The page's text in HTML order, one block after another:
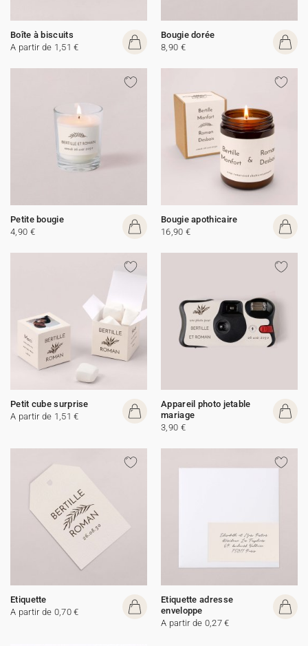
Boîte à biscuits
A partir de 1,51 €
Bougie dorée
8,90 €
Petite bougie
4,90 €
Bougie apothicaire
16,90 €
Petit cube surprise
A partir de 1,51 €
Appareil photo jetable
mariage
3,90 €
Etiquette
A partir de 0,70 €
Etiquette adresse
enveloppe
A partir de 0,27 €